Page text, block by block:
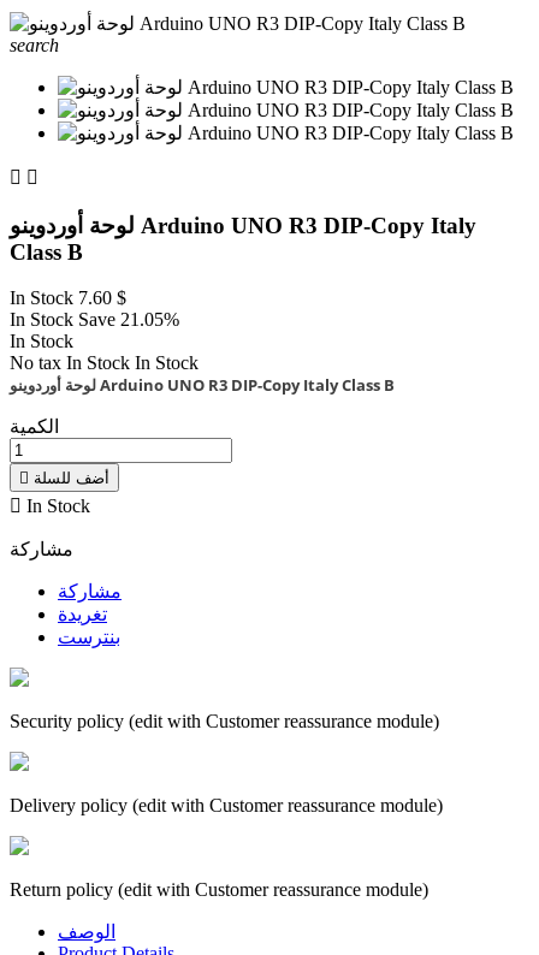
search
 
لوحة أوردوينو Arduino UNO R3 DIP-Copy Italy
Class B
In Stock 7.60 $
In Stock Save 21.05%
In Stock
No tax In Stock In Stock
لوحة أوردوينو Arduino UNO R3 DIP-Copy Italy Class B
الكمية
 أضف للسلة
 In Stock
مشاركة
مشاركة
تغريدة
بنترست
Security policy (edit with Customer reassurance module)
Delivery policy (edit with Customer reassurance module)
Return policy (edit with Customer reassurance module)
الوصف